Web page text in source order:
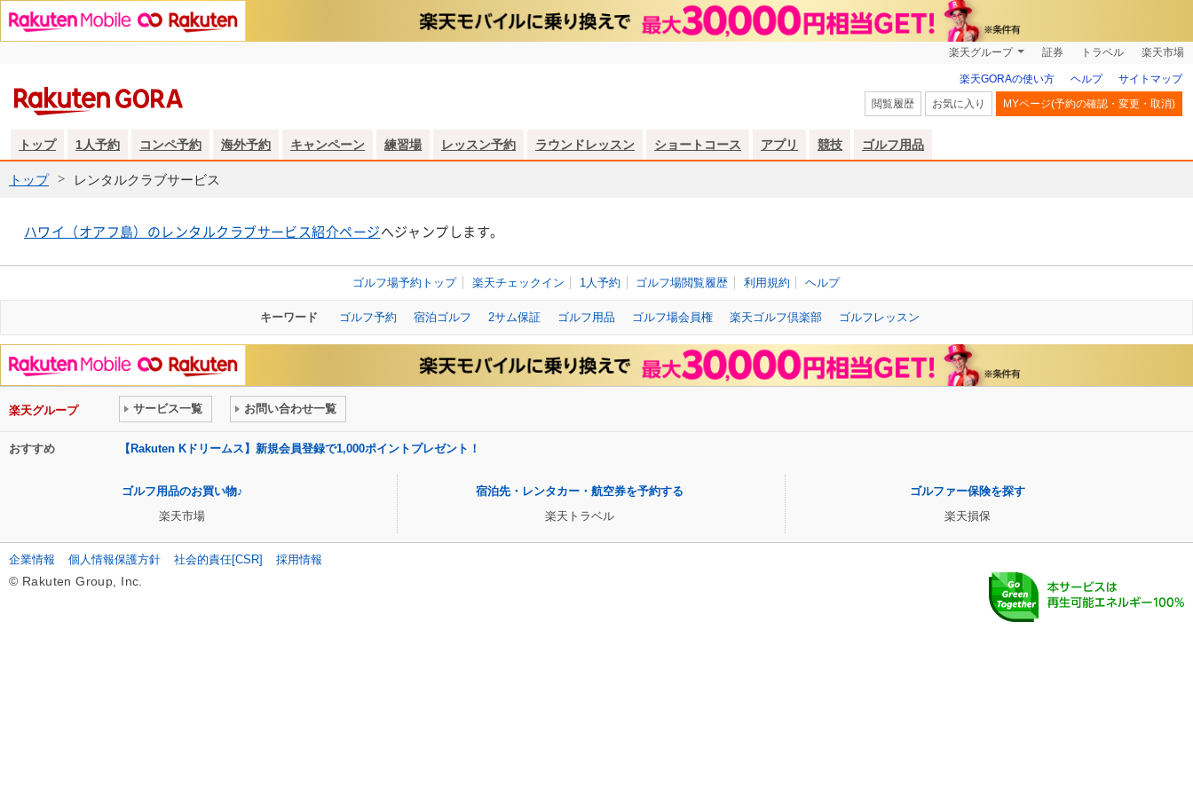
楽天グループ 証券 トラベル 楽天市場
楽天GORAの使い方 ヘルプ サイトマップ
閲覧履歴 お気に入り MYページ(予約の確認・変更・取消)
トップ 1人予約 コンペ予約 海外予約 キャンペーン 練習場 レッスン予約 ラウンドレッスン ショートコース アプリ 競技 ゴルフ用品
トップ レンタルクラブサービス
ハワイ（オアフ島）のレンタルクラブサービス紹介ページへジャンプします。
ゴルフ場予約トップ 楽天チェックイン 1人予約 ゴルフ場閲覧履歴 利用規約 ヘルプ
キーワード ゴルフ予約 宿泊ゴルフ 2サム保証 ゴルフ用品 ゴルフ場会員権 楽天ゴルフ倶楽部 ゴルフレッスン
楽天グループ サービス一覧 お問い合わせ一覧
おすすめ 【Rakuten Kドリームス】新規会員登録で1,000ポイントプレゼント！
ゴルフ用品のお買い物♪
楽天市場
宿泊先・レンタカー・航空券を予約する
楽天トラベル
ゴルファー保険を探す
楽天損保
企業情報 個人情報保護方針 社会的責任[CSR] 採用情報
© Rakuten Group, Inc.